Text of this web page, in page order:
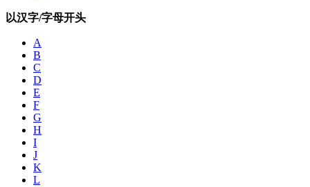
以汉字/字母开头
A
B
C
D
E
F
G
H
I
J
K
L